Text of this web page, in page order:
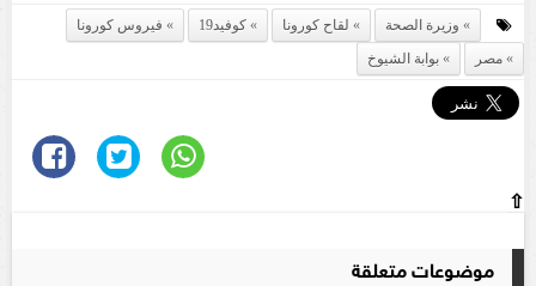
وزيرة الصحة لقاح كورونا كوفيد19
فيروس كورونا
مصر
بوابة الشيوخ
⇧
موضوعات متعلقة